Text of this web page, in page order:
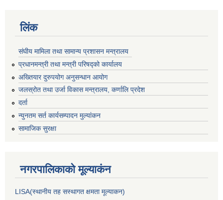
लिंक
संघीय मामिला तथा सामान्य प्रशासन मन्त्रालय
प्रधानमन्त्री तथा मन्त्री परिषद्को कार्यालय
अख्तियार दुरुपयोग अनुसन्धान आयोग
जलस्रोत तथा उर्जा विकास मन्त्रालय, कर्णालि प्रदेश
दर्ता
न्युनतम सर्त कार्यसम्पादन मुल्यांकन
सामाजिक सुरक्षा
नगरपालिकाकाे मूल्याकंन
LISA(स्थानीय तह सस्थागत क्षमता मूल्याक‌न)